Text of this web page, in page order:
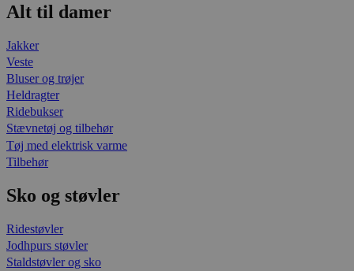
Alt til damer
Jakker
Veste
Bluser og trøjer
Heldragter
Ridebukser
Stævnetøj og tilbehør
Tøj med elektrisk varme
Tilbehør
Sko og støvler
Ridestøvler
Jodhpurs støvler
Staldstøvler og sko